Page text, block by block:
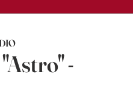
-